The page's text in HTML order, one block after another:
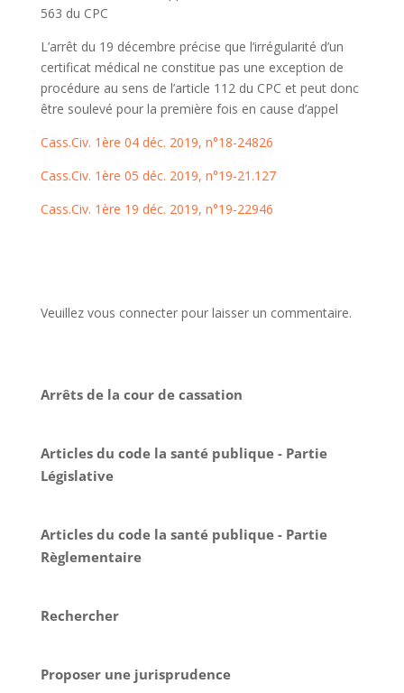
563 du CPC
L’arrêt du 19 décembre précise que l’irrégularité d’un
certificat médical ne constitue pas une exception de
procédure au sens de l’article 112 du CPC et peut donc
être soulevé pour la première fois en cause d’appel
Cass.Civ. 1ère 04 déc. 2019, n°18-24826
Cass.Civ. 1ère 05 déc. 2019, n°19-21.127
Cass.Civ. 1ère 19 déc. 2019, n°19-22946
Veuillez vous connecter pour laisser un commentaire.
Arrêts de la cour de cassation
Articles du code la santé publique - Partie
Législative
Articles du code la santé publique - Partie
Règlementaire
Rechercher
Proposer une jurisprudence